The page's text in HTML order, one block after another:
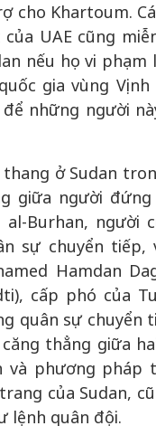
cho Khartoum.
UAE cũng
nếu họ vi
gia vùng Vịnh
những người
ở Sudan
giữa người
al-Burhan, người
sự chuyển tiếp,
Hamdan
cấp phó của
quân sự chuyển
thẳng giữa
và phương pháp
của Sudan,
lệnh quân đội.